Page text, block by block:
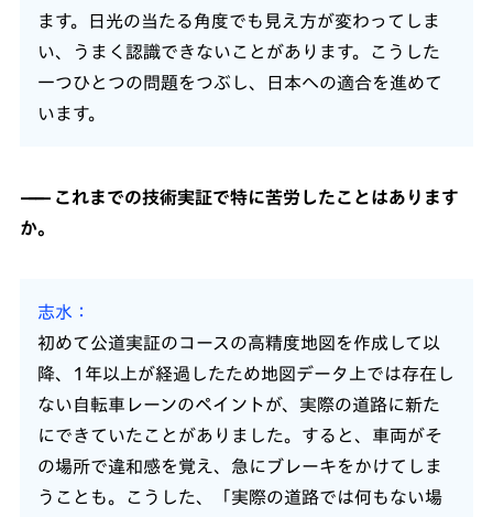
ます。日光の当たる角度でも見え方が変わってしま
い、うまく認識できないことがあります。こうした
一つひとつの問題をつぶし、日本への適合を進めて
います。
これまでの技術実証で特に苦労したことはあります
か。
志水
初めて公道実証のコースの高精度地図を作成して以
降、1年以上が経過したため地図データ上では存在し
ない自転車レーンのペイントが、実際の道路に新た
にできていたことがありました。すると、車両がそ
の場所で違和感を覚え、急にブレーキをかけてしま
うことも。こうした、「実際の道路では何もない場